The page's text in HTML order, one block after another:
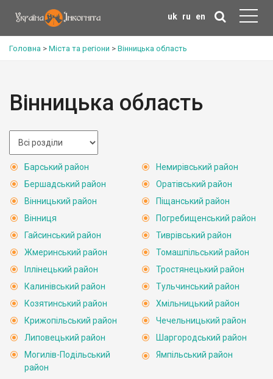
uk ru en
Головна > Міста та регіони > Вінницька область
Вінницька область
Барський район
Бершадський район
Вінницький район
Вінниця
Гайсинський район
Жмеринський район
Іллінецький район
Калинівський район
Козятинський район
Крижопільський район
Липовецький район
Могилів-Подільський
район
Немирівський район
Оратівський район
Піщанський район
Погребищенський район
Тиврівський район
Томашпільський район
Тростянецький район
Тульчинський район
Хмільницький район
Чечельницький район
Шаргородський район
Ямпільський район